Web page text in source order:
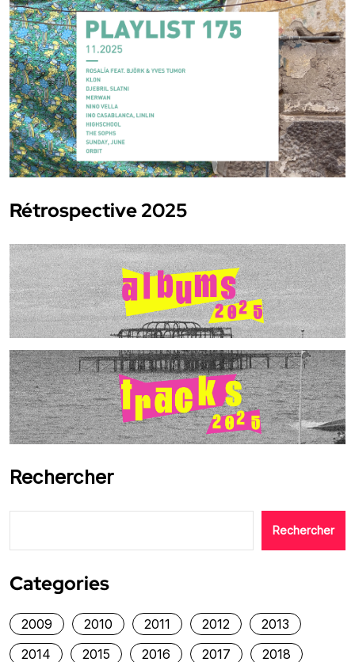
Rétrospective 2025
Rechercher
Rechercher
Categories
2009 2010 2011 2012
2013
2014
2015 2016 2017 2018